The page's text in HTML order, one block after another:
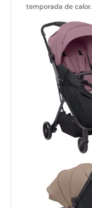
temporada de calor.